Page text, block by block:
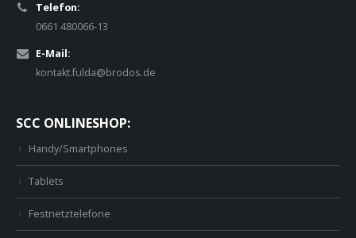
Telefon:
0661 480066-13
E-Mail:
kontakt.fulda@brodos.de
SCC ONLINESHOP:
Handy/Smartphones
Tablets
Festnetztelefone